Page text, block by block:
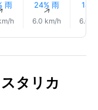
雨
h
24% 雨
↑
6.0 km/h
18%
6.0
タリカ